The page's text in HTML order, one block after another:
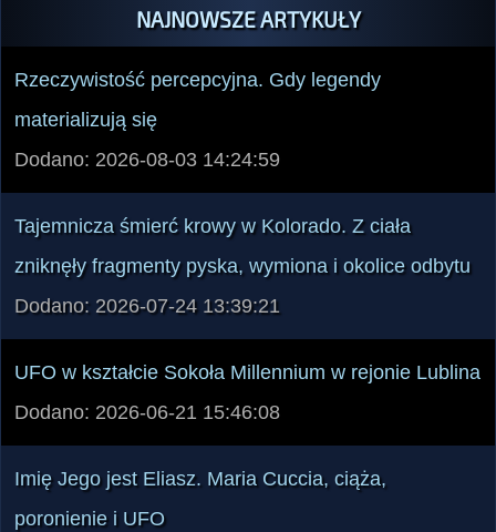
NAJNOWSZE ARTYKUŁY
Rzeczywistość percepcyjna. Gdy legendy
materializują się
Dodano: 2026-08-03 14:24:59
Tajemnicza śmierć krowy w Kolorado. Z ciała
zniknęły fragmenty pyska, wymiona i okolice odbytu
Dodano: 2026-07-24 13:39:21
UFO w kształcie Sokoła Millennium w rejonie Lublina
Dodano: 2026-06-21 15:46:08
Imię Jego jest Eliasz. Maria Cuccia, ciąża,
poronienie i UFO